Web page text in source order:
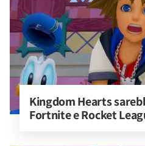
Kingdom Hearts
Fortnite e Rocket